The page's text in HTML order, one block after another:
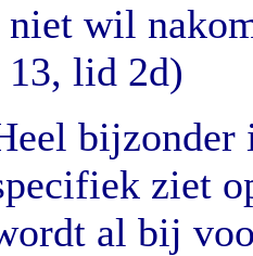
niet wil
13, lid 2d)
bijzonder
ziet
al bij